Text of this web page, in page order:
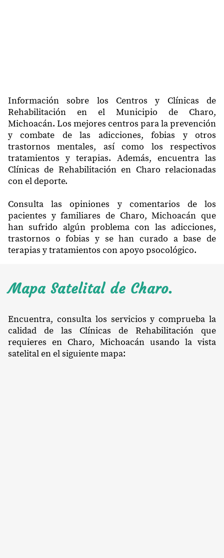
Información sobre los Centros y Clínicas de
Rehabilitación en el Municipio de Charo,
Michoacán. Los mejores centros para la prevención
y combate de las adicciones, fobias y otros
trastornos mentales, así como los respectivos
tratamientos y terapias. Además, encuentra las
Clínicas de Rehabilitación en Charo relacionadas
con el deporte.
Consulta las opiniones y comentarios de los
pacientes y familiares de Charo, Michoacán que
han sufrido algún problema con las adicciones,
trastornos o fobias y se han curado a base de
terapias y tratamientos con apoyo psocológico.
Mapa Satelital de Charo.
Encuentra, consulta los servicios y comprueba la
calidad de las Clínicas de Rehabilitación que
requieres en Charo, Michoacán usando la vista
satelital en el siguiente mapa: